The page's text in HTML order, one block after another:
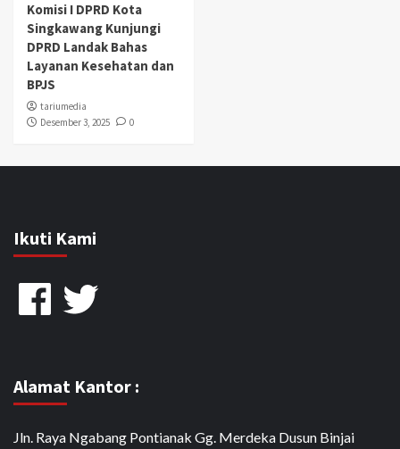
Komisi I DPRD Kota
Singkawang Kunjungi
DPRD Landak Bahas
Layanan Kesehatan dan
BPJS
tariumedia
Desember 3, 2025
0
Ikuti Kami
FacebookTwitter
Alamat Kantor :
Jln. Raya Ngabang Pontianak Gg. Merdeka Dusun Binjai